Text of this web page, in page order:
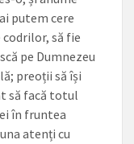
putem cere
să fie
pe Dumnezeu
preoții să își
să facă totul
în fruntea
atenți cu